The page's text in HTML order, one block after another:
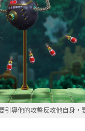
引導他的攻擊反攻他自身，